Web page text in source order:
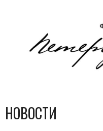
НОВОСТИ